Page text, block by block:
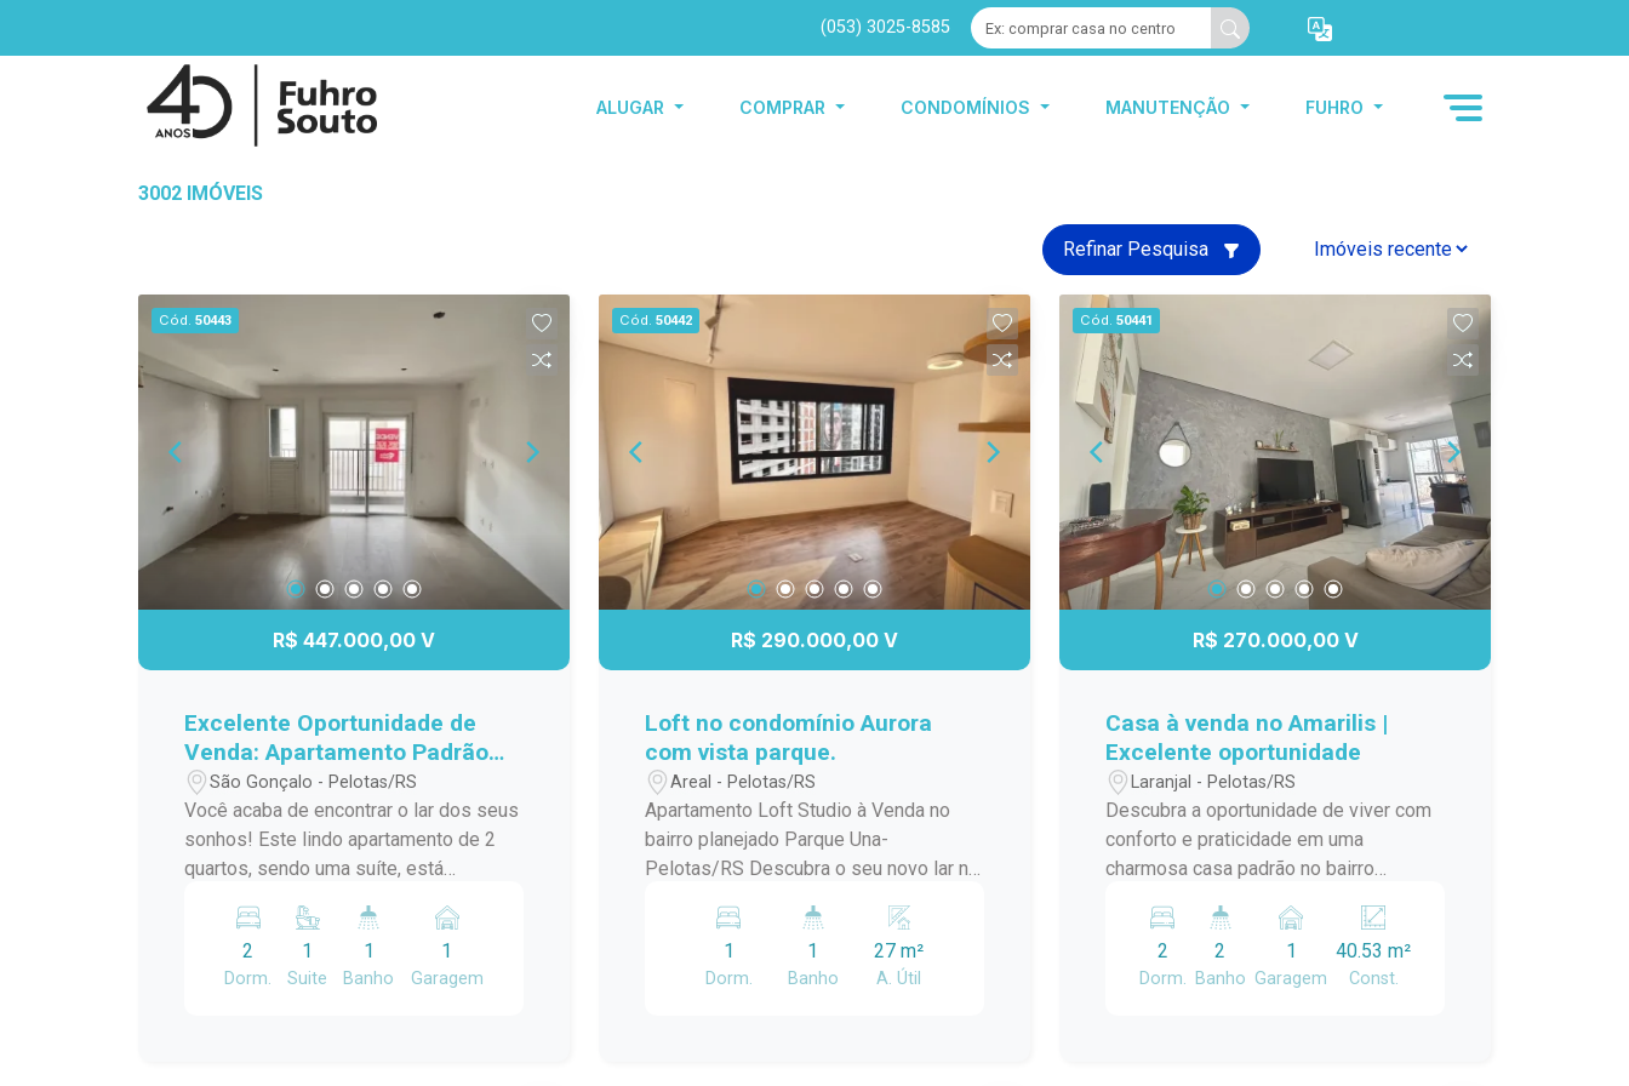
(053) 3025-8585
ALUGAR COMPRAR CONDOMÍNIOS MANUTENÇÃO FUHRO
3002 IMÓVEIS
Refinar Pesquisa
Cód. 50443
R$ 447.000,00 V
Excelente Oportunidade de
Venda: Apartamento Padrão
em São Gonçalo, Pelotas/RS
São Gonçalo - Pelotas/RS
Você acaba de encontrar o lar dos seus
sonhos! Este lindo apartamento de 2
quartos, sendo uma suíte, está
Gonçalo, a poucos passos do Shopping
Pelotas e do Fórum. Com uma sacada
charmosa e churrasqueira, este espaço
2
Dorm.
1
Suite
1
Banho
1
Garagem
Cód. 50442
R$ 290.000,00 V
Loft no condomínio Aurora
com vista parque.
Areal - Pelotas/RS
Apartamento Loft Studio à Venda no
bairro planejado Parque Una-
Pelotas/RS Descubra o seu novo lar no
studio localizado no Condomínio Aurora
Parque Una oferece uma experiência
única de conforto e modernidade. Com
1
Dorm.
1
Banho
27 m²
A. Útil
Cód. 50441
R$ 270.000,00 V
Casa à venda no Amarilis |
Excelente oportunidade
Laranjal - Pelotas/RS
Descubra a oportunidade de viver com
conforto e praticidade em uma
charmosa casa padrão no bairro
ideal para quem busca um lar
aconchegante e bem localizado. A casa
conta com amplos ambientes,
2
Dorm.
2
Banho
1
Garagem
40.53 m²
Const.